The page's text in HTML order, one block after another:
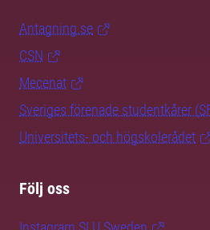
Antagning.se
CSN
Mecenat
Sveriges förenade studentkårer
Universitets- och högskolerådet
Följ oss